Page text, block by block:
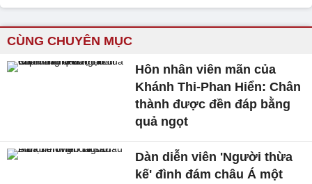
CÙNG CHUYÊN MỤC
Hôn nhân viên mãn của
Khánh Thi-Phan Hiển: Chân
thành được đền đáp bằng
quả ngọt
Dàn diễn viên 'Người thừa
kế' đình đám châu Á một